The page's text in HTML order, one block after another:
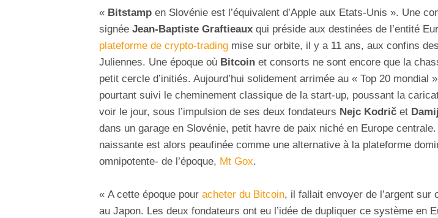
« Bitstamp en Slovénie est l’équivalent d’Apple aux Etats-Unis ». Une
signée Jean-Baptiste Graftieaux qui préside aux destinées de l’entité
plateforme de crypto-trading mise sur orbite, il y a 11 ans, aux confins
Juliennes. Une époque où Bitcoin et consorts ne sont encore que la
petit cercle d’initiés. Aujourd’hui solidement arrimée au « Top 20 mondial
pourtant suivi le cheminement classique de la start-up, poussant la
voir le jour, sous l’impulsion de ses deux fondateurs Nejc Kodrič et
dans un garage en Slovénie, petit havre de paix niché en Europe centrale.
naissante est alors peaufinée comme une alternative à la plateforme
omnipotente- de l’époque, Mt Gox.
« A cette époque pour acheter du Bitcoin, il fallait envoyer de l’argent sur
au Japon. Les deux fondateurs ont eu l’idée de dupliquer ce système en